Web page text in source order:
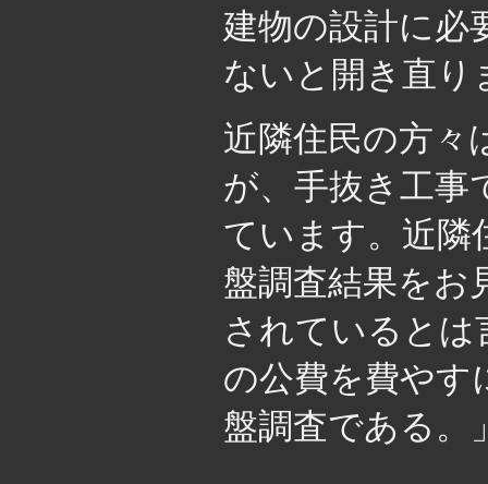
建物の設計に必
ないと開き直り
近隣住民の方々
が、手抜き工事
ています。近隣
盤調査結果をお
されているとは
の公費を費やす
盤調査である。